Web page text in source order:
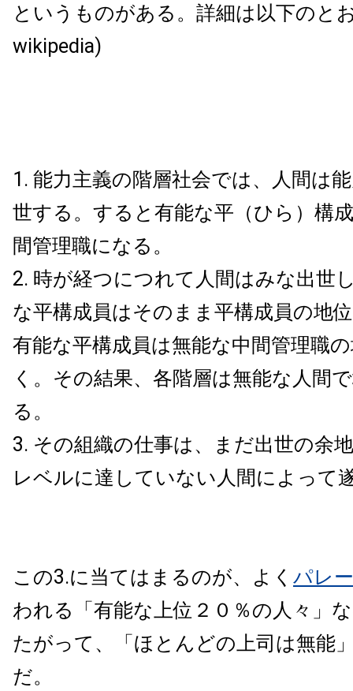
というものがある。詳細は以下のと
wikipedia)
能力主義の階層社会では、人間は
世する。すると有能な平（ひら）構
間管理職になる。
時が経つにつれて人間はみな出世
な平構成員はそのまま平構成員の地
有能な平構成員は無能な中間管理職
く。その結果、各階層は無能な人間
る。
その組織の仕事は、まだ出世の余
レベルに達していない人間によって
この3.に当てはまるのが、よく パレ
われる「有能な上位２０％の人々」
たがって、「ほとんどの上司は無能
だ。